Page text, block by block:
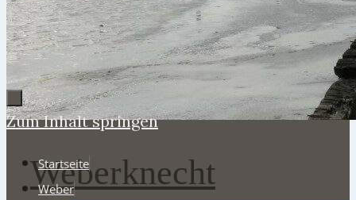
Weberknecht
Zum Inhalt springen
Startseite
Weber